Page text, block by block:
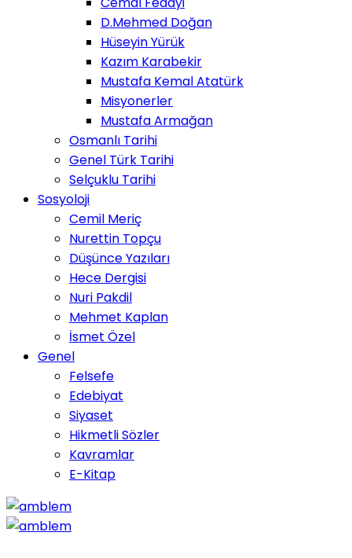
D.Mehmed Doğan
Hüseyin Yürük
Kazım Karabekir
Mustafa Kemal Atatürk
Misyonerler
Mustafa Armağan
Osmanlı Tarihi
Genel Türk Tarihi
Selçuklu Tarihi
Sosyoloji
Cemil Meriç
Nurettin Topçu
Düşünce Yazıları
Hece Dergisi
Nuri Pakdil
Mehmet Kaplan
İsmet Özel
Genel
Felsefe
Edebiyat
Siyaset
Hikmetli Sözler
Kavramlar
E-Kitap